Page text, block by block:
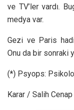
ve TV’ler vardı.
medya var.
Gezi ve Paris
Onu da bir sonraki
(*) Psyops:
Karar / Salih